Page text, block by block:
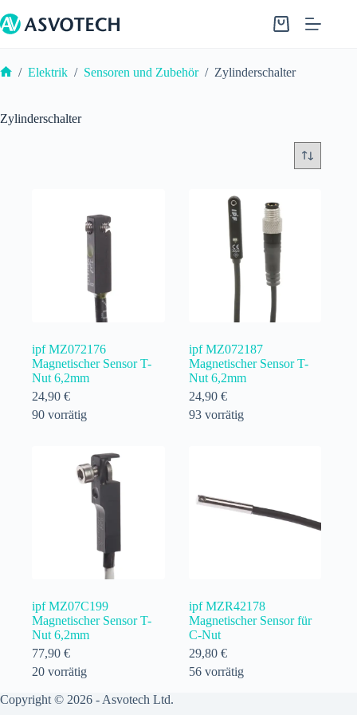
Inhalt
springen
Warenkorb
/ Elektrik / Sensoren und Zubehör / Zylinderschalter
Zylinderschalter
ipf MZ072176
Magnetischer Sensor T-
Nut 6,2mm
24,90 €
90 vorrätig
ipf MZ072187
Magnetischer Sensor T-
Nut 6,2mm
24,90 €
93 vorrätig
ipf MZ07C199
Magnetischer Sensor T-
Nut 6,2mm
77,90 €
20 vorrätig
ipf MZR42178
Magnetischer Sensor für
C-Nut
29,80 €
56 vorrätig
Copyright © 2026 - Asvotech Ltd.